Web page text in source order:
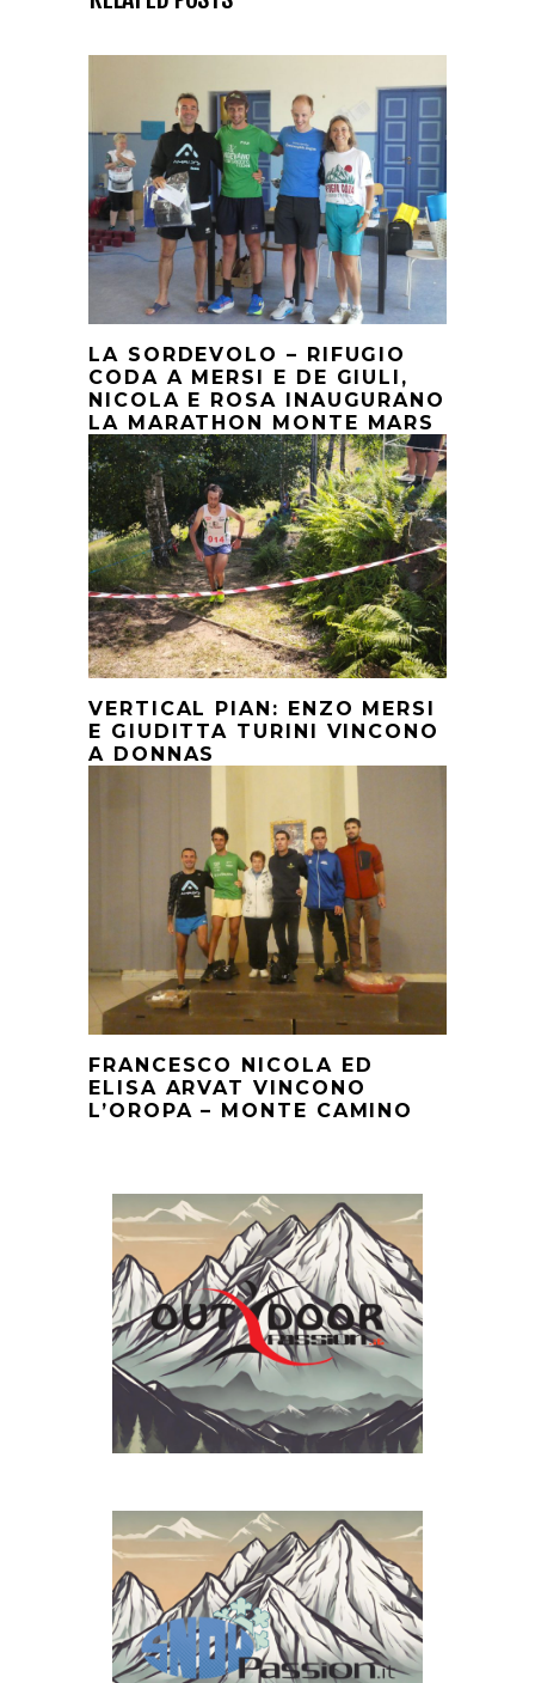
LA SORDEVOLO – RIFUGIO
CODA A MERSI E DE GIULI,
NICOLA E ROSA INAUGURANO
LA MARATHON MONTE MARS
VERTICAL PIAN: ENZO MERSI
E GIUDITTA TURINI VINCONO
A DONNAS
FRANCESCO NICOLA ED
ELISA ARVAT VINCONO
L’OROPA – MONTE CAMINO